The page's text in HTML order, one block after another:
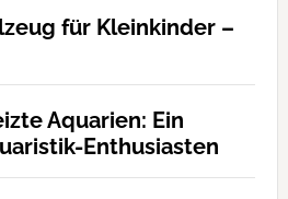
für Kleinkinder –
Aquarien: Ein
Enthusiasten